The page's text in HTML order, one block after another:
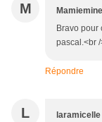
M
Bravo pour
pascal.<br
Répondre
L laramicelle